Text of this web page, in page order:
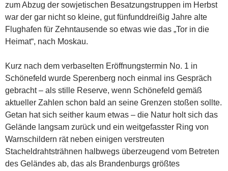
zum Abzug der sowjetischen Besatzungstruppen im Herbst
war der gar nicht so kleine, gut fünfunddreißig Jahre alte
Flughafen für Zehntausende so etwas wie das „Tor in die
Heimat“, nach Moskau.
Kurz nach dem verbaselten Eröffnungstermin No. 1 in
Schönefeld wurde Sperenberg noch einmal ins Gespräch
gebracht – als stille Reserve, wenn Schönefeld gemäß
aktueller Zahlen schon bald an seine Grenzen stoßen sollte.
Getan hat sich seither kaum etwas – die Natur holt sich das
Gelände langsam zurück und ein weitgefasster Ring von
Warnschildern rät neben einigen verstreuten
Stacheldrahtsträhnen halbwegs überzeugend vom Betreten
des Geländes ab, das als Brandenburgs größtes